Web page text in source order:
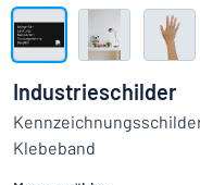
Das Gesuchte nicht
Alle Kategorien anzeigen
Einloggen
Industrieschilder
Klebeband